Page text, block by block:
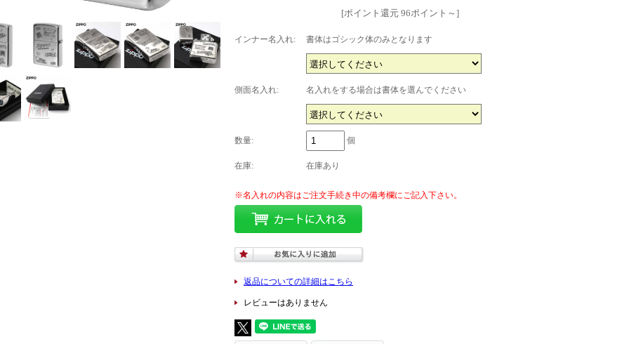
[ポイント還元 96ポイント～]
インナー名入れ: 書体はゴシック体のみとなります
側面名入れ: 名入れをする場合は書体を選んでください
数量: 個
在庫: 在庫あり
返品についての詳細はこちら
レビューはありません